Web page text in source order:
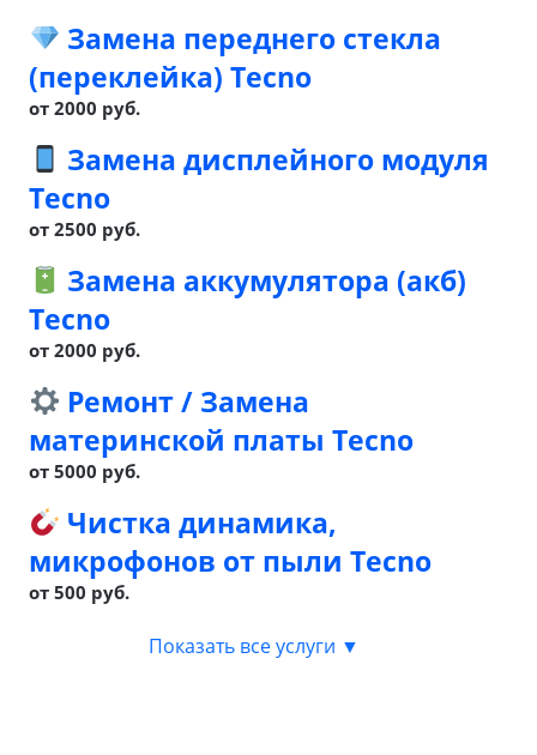
Замена переднего стекла
(переклейка) Tecno
от 2000 руб.
Замена дисплейного модуля
Tecno
от 2500 руб.
Замена аккумулятора (акб)
Tecno
от 2000 руб.
Ремонт / Замена
материнской платы Tecno
от 5000 руб.
Чистка динамика,
микрофонов от пыли Tecno
от 500 руб.
Показать все услуги ▼